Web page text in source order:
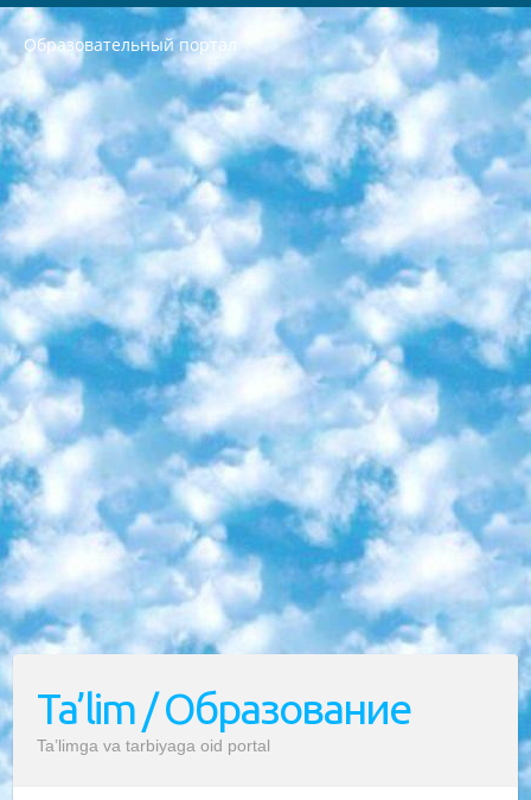
Образовательный портал
РЕСПУБЛИКА УЗБЕКИСТАН МИНИСТРЕРСТВО ДОШКОЛЬНОГО И ШКОЛЬНОГО ОБРАЗОВАНИЯ КОМАНДА в общеобразовательных учреждениях в 2023-2024 учебном году организация и проведение итоговой государственной аттестации обучающихся о Министра дошкольного и школьного образования Республики Узбекистан от 4 марта 2008 года (постановлением Минюста от 20 марта 2008 года № 1778 государственной регистрации) «Итоговое состояние учащихся общего среднего образования на основании положения об утверждении положения об аттестации общего среднего образования выпускной экзамен студентов в образовательных учреждениях в 2023-2024 учебном году В целях организации и прохождения аттестации приказываю: 1. Следующее: перечень предметов, по которым будет проводиться итоговая государственная аттестация и экзамен формы перевода согласно приложению 1; сертификаты международного образца, оценивающие уровень владения иностранными языками перечень согласно приложению 2; 2. Педагогический при специализированных образовательных учреждениях. научно-практический центр квалификации и международной оценки (Д.Давидова) 2024 г. До 25 марта: задания по предметам, по которым будет проводиться итоговая аттестация разработка и утверждение технических условий; итоговая аттестация на основании разработанного предметного задания разработка вопросов по предметам (устно и письменно), экзамен передача; общеобразовательные средние школы и специальные учебные заведения учащиеся выпускных классов школ и интернатов в агентской системе подготовка базы данных экзаменационных материалов и критериев оценки; перевод базы экзаменационных материалов на все языки обучения подать в Республиканский образовательный центр для изготовления; варианты экзаменов на основе разработанных контрольных материалов пусть будут поставлены задачи формирования. 3. Республиканский образовательный центр (Ш.Худайкулов) до 5 апреля 2024 года. до: база данных предоставленных экзаменационных материалов на все языки обучения перевод и экспертиза; для слепых, слабовидящих, глухих, слабослышащих и умственно отсталых детей учащиеся выпускных классов специализированных школ и школ-интернатов база данных экзаменационных материалов на всех преподаваемых языках подготовка критериев оценки; специализированные школы для умственно отсталых детей и технологии для учащихся выпускных классов школ-интернатов разработка соответствующих рекомендаций и критериев проведения ЕГЭ по естествознанию давать задания. 4. Педагогический при специализированных образовательных учреждениях. Научно-практический центр навыков и международной оценки (Д.Давидова), Республика образовательный центр (Худайкулов Ш.) итоговый государственный аттестационный экзамен ориентирован на творческое и логическое мышление при подготовке базы материалов учитывать введение заданий. 5. Следует отметить, что: сертификат государственного образца о знании общеобразовательного предмета и как минимум национальный уровень B1 по предметам на иностранных языках, указанным в Приложении 2. или международно признанный сертификат эквивалентного уровня студенты, изучающие определенный предмет, освобождаются от экзамена; по соответствующим предметам запланирована итоговая государственная аттестация за день до дня, путем жеребьевки Рабочей группой (в письменной форме по предметам, проводимым в форме) из числа сформированных вариантов выбрано 2 варианта; 2 выбранных варианта экзамена анонсированы на официальном сайте министерства и все выпускники по всей стране на основе этих вариантов проводит итоговую государственную аттестацию. 6. Государственное образование учащихся средних общеобразовательных учреждений. знания в соответствии с квалификационными требованиями, которые необходимо приобрести на основании стандартов итоговый (выпускной) контроль для 9 и 11 классов в целях тестирования Экзамены (далее – экзамены) состоят из предметов, перечисленных в приложении 1. будет сделано. 7. Экзамены пройдут с 26 мая по 15 июня 2024 г. (кроме науки физического воспитания). 8. Физическая для учащихся 9 классов общесредних образовательных учреждений. Экзамены по предмету «Образование, квалификация медицина» 1-6 мая 2024 года. сотрудники перевести под присмотр (с отклонениями в физическом или умственном развитии) специализированная школа для детей, школы-интернаты и со сколиозом школы-интернаты санаторного типа для больных детей исключены). 9. Он был слепым, слабовидящим и имел нарушения опорно-двигательного аппарата. экзамены в специализированных школах и интернатах для детей должны проводиться исходя из требований, предъявляемых к общеобразовательным учреждениям (физкультура кроме науки). 10. Специализированная школа для глухих и слабослышащих детей. и экзамены в интернатах и быть реализован в виде письменного теста по математике. 11. Специальность для умственно отсталых детей. Для 9 класса Родной язык и литературное письмо Государственный язык (язык обучения – узбекский). для неклассов) написано Математическое письмо Письменная/устная история Узбекистана Физическое воспитание практично Итоговый контроль Для 11 класса Написание родного языка и литературы (эссе) Математическое письмо Узбекский язык (обучение на узбекском языке) не посещающее общее среднее образование для учреждений)/Образовательное учреждение выбор письменный и устный Иностранный язык письменный/устный Письменная/устная история Узбекистана *По выбору студента:  Химия  Физика  Основы государственного права  География 10 бесплатных образовательных ресурсов - Мы составили подборку онлайн-проектов с интерактивными упражнениями, видеолекциями и статьями. Они помогут вам обрести новые и освежить старые знания бесплатно. 1. «ИНТУИТ» Старейшая образовательная площадка Рунета. Здесь вы найдёте сотни текстовых и видеокурсов на десятки различных тем — от программирования до психологии. Многие курсы подготовлены российскими университетами и крупными международными компаниями вроде Intel и Microsoft. Самостоятельное обучение бесплатное, но желающие могут оплатить услуги персональных наставников. 2. «Смартия» знакомит с актуальными профессиями и подсказывает, как им обучаться. Выбрав заинтересовавшую вас специальность — SMM-специалист, фотограф, веб-дизайнер или другую, — увидите список необходимых для неё умений. Чтобы вы могли освоить их самостоятельно, для каждого умения площадка отображает подборку ссылок на учебные материалы. Хотя «Смартия» ориентируется на русскоязычную аудиторию, часть контента всё же доступна только на английском. 3. «Лекторий Физтеха» Проект Московского физико-технического института (Физтеха). С его помощью вы можете смотреть онлайн серии лекций, записанные на видео в этом вузе. В числе доступных предметов — физика, биология, химия, информационные технологии и другие. К некоторым лекциям администрация ресурса прилагает готовые конспекты, которые можно скачивать в PDF-формате. 4. ITMOcourses Онлайн-площадка Санкт-Петербургского национального исследовательского университета информационных технологий, механики и оптики (ИТМО). Ресурс предоставляет свободный доступ к курсам, разработанным в этом вузе. Каталог материалов разбит на четыре категории: «Оптические системы и технологии», «Приборостроение и робототехника», «Информационные технологии» и «Биотехнологии». Курсы состоят из видеолекций, интерактивных демонстраций и заданий. 5. «КиберЛенинка» Электронная научная библиотека открытого доступа. Каталог площадки регулярно обрастает текстами статей из различных научных изданий. Сгруппированные по журналам и рубрикам публикации можно читать онлайн или скачивать целиком в PDF-формате. Проект нацелен на популяризацию науки за счёт открытого доступа к качественной информации. 6. «ПостНаука» На этом ресурсе публикуют подборки видеолекций, составленные экспертами из разных отраслей и объединённые общими темами. Среди них, к примеру, есть серии «Биоинформатика и геномика», «Культура средневековой Скандинавии» и Cinema Studies о теории кино. Каждая подборка лекций — логически связанная история, рассказанная экспертом от первого лица. Кроме того, на сайте появляются научно-образовательные статьи и тесты на разные темы. 7. «Newочём» Команда проекта «Newочём» отбирает самые интересные тексты из англоязычных СМИ и переводит те из них, за которые голосуют участники сообщества «ВКонтакте». По большей части это научно-популярные статьи. Редакторы придумывают лишь заголовки, в остальном содержание переводов соответствует оригиналам. Полные тексты можно читать прямо в социальной сети. 8. InternetUrok Онлайн-база материалов по основным дисциплинам школьной программы. Информация на сайте структурирована по классам, предметам и темам (урокам). Каждый урок состоит из видеолекций и конспектов. Есть также интерактивные тренажёры и тесты для закрепления пройденного материала. Даже если вы давно окончили школу, возможность повторить программу старших классов всегда может пригодиться. 9. Edutainme Ещё один ресурс об образовании. В отличие от Newtonew, как мне кажется, Edutainme больше ориентируется на представителей индустрии: педагогов, предпринимателей, разработчиков образовательных проектов. Но и любой, кто просто стремится к саморазвитию, найдёт на сайте много полезного и интересного для себя. Например, информацию о новых курсах и образовательных сервисах. 10. Newtonew Онлайн-медиа об образовании и обучении в широком смысле. Авторы Newtonew пишут об инструментах, заведениях, тактиках и стратегиях, которые помогают учить других и получать новые знания самостоятельно. На этой площадке вы найдёте новости, обзоры, аналитические мат
Ta’lim / Образование
Ta’limga va tarbiyaga oid portal